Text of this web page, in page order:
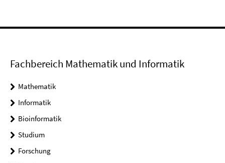
Fachbereich Mathematik und Informatik
Mathematik
Informatik
Bioinformatik
Studium
Forschung